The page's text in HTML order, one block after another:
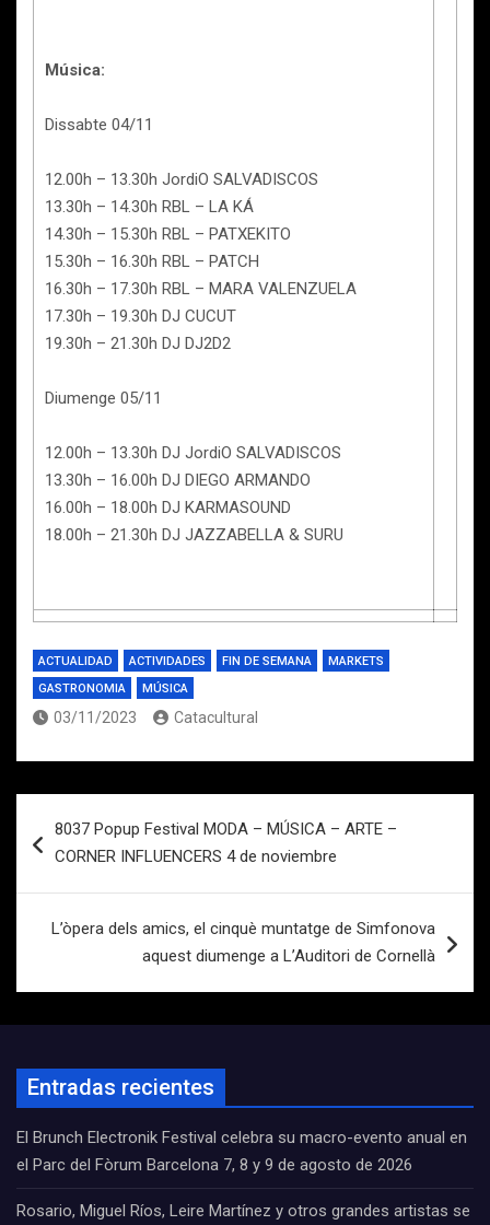
Música:
Dissabte 04/11⁣
12.00h – 13.30h JordiO SALVADISCOS ⁣
13.30h – 14.30h RBL – LA KÁ ⁣
14.30h – 15.30h RBL – PATXEKITO ⁣
15.30h – 16.30h RBL – PATCH⁣
16.30h – 17.30h RBL – MARA VALENZUELA⁣
17.30h – 19.30h DJ CUCUT⁣
19.30h – 21.30h DJ DJ2D2⁣
Diumenge 05/11 ⁣
12.00h – 13.30h DJ JordiO SALVADISCOS⁣
13.30h – 16.00h DJ DIEGO ARMANDO⁣
16.00h – 18.00h DJ KARMASOUND ⁣
18.00h – 21.30h DJ JAZZABELLA & SURU ⁣
ACTUALIDAD ACTIVIDADES FIN DE SEMANA
MARKETS
GASTRONOMIA
MÚSICA
03/11/2023 Catacultural
de
8037 Popup Festival MODA – MÚSICA – ARTE –
CORNER INFLUENCERS 4 de noviembre
L’òpera dels amics, el cinquè muntatge de Simfonova
aquest diumenge a L’Auditori de Cornellà
Entradas recientes
El Brunch Electronik Festival celebra su macro-evento anual en
el Parc del Fòrum Barcelona 7, 8 y 9 de agosto de 2026
Rosario, Miguel Ríos, Leire Martínez y otros grandes artistas se